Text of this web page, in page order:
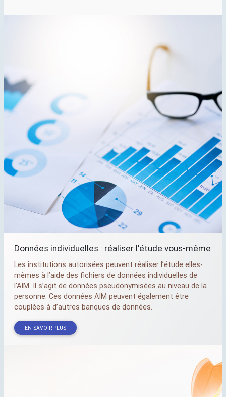
Données individuelles : réaliser l’étude vous-même
Les institutions autorisées peuvent réaliser l’étude elles-
mêmes à l’aide des fichiers de données individuelles de
l’AIM. Il s’agit de données pseudonymisées au niveau de la
personne. Ces données AIM peuvent également être
couplées à d’autres banques de données.
EN SAVOIR PLUS